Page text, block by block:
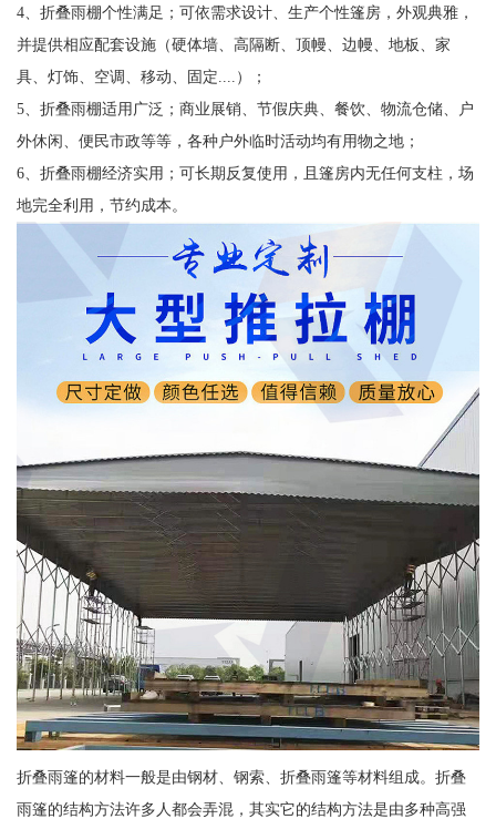
4、折叠雨棚个性满足；可依需求设计、生产个性篷房，外观典雅，
并提供相应配套设施（硬体墙、高隔断、顶幔、边幔、地板、家
具、灯饰、空调、移动、固定....）；
5、折叠雨棚适用广泛；商业展销、节假庆典、餐饮、物流仓储、户
外休闲、便民市政等等，各种户外临时活动均有用物之地；
6、折叠雨棚经济实用；可长期反复使用，且篷房内无任何支柱，场
地完全利用，节约成本。
折叠雨篷的材料一般是由钢材、钢索、折叠雨篷等材料组成。折叠
雨篷的结构方法许多人都会弄混，其实它的结构方法是由多种高强